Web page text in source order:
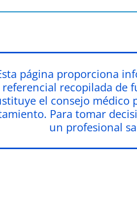
página proporciona
referencial recopilada de
el consejo médico
Para tomar
un profesional